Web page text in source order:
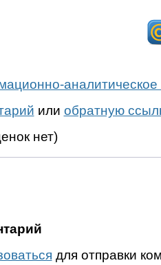
аналитическое
или обратную
нет)
для отправки